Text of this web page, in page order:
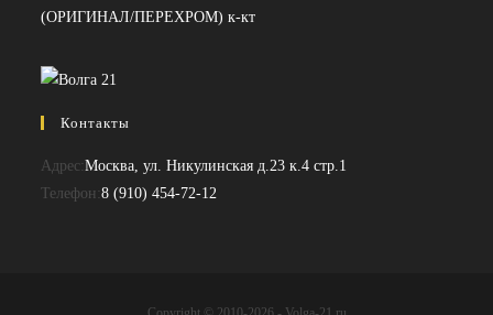
(ОРИГИНАЛ/ПЕРЕХРОМ) к-кт
Контакты
Адрес:Москва, ул. Никулинская д.23 к.4 стр.1
Телефон:8 (910) 454-72-12